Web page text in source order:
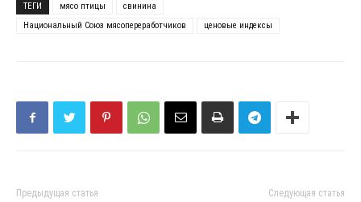
ТЕГИ
мясо птицы
свинина
Национальный Союз мясопереработчиков
ценовые индексы
Предыдущая статья Следующая статья